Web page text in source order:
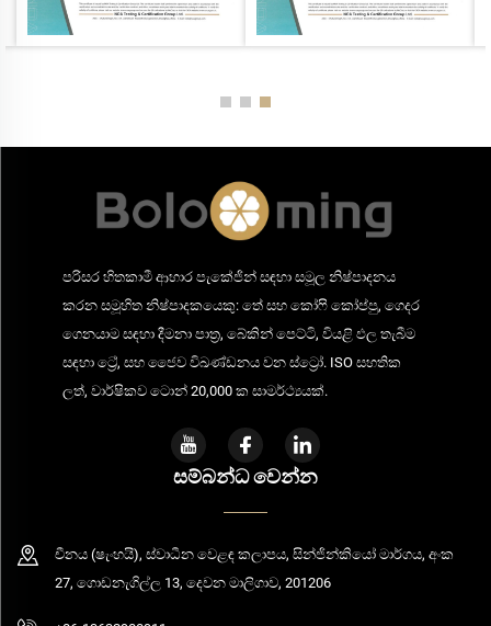
පරිසර හිතකාමී ආහාර පැකේජින් සඳහා සමූල නිෂ්පාදනය
කරන සමූහිත නිෂ්පාදකයෙකු: තේ සහ කෝෆි කෝප්පු, ගෙදර
ගෙනයාම සඳහා දීමනා පාත්‍ර, බේකින් පෙට්ටි, වියළි ඵල තැබීම
සඳහා ට්‍රේ, සහ ජෛව විඛණ්ඩනය වන ස්ට්‍රෝ. ISO සහතික
ලත්, වාර්ෂිකව ටොන් 20,000 ක සාමර්ථ්‍යයක්.
සම්බන්ධ වෙන්න
චීනය (ෂැංහයි), ස්වාධීන වෙළඳ කලාපය, සින්ජින්කියෝ මාර්ගය, අංක
27, ගොඩනැගිල්ල 13, දෙවන මාලිගාව, 201206